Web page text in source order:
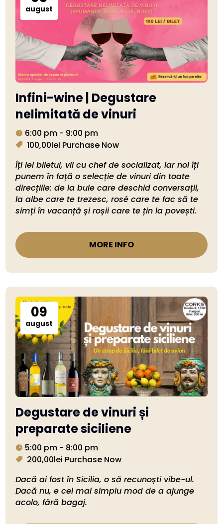
august
Infini-wine | Degustare
nelimitată de vinuri
6:00 pm - 9:00 pm
100,00lei Purchase Now
Îți iei biletul, vii cu chef de socializat, iar noi îți
punem în față o selecție de vinuri din toate
direcțiile: de la bule care deschid conversații,
la albe care te trezesc, rosé care te fac să te
simți în vacanță și roșii care te țin la povești.
MORE INFO
09
august
Degustare de vinuri și
preparate siciliene
5:00 pm - 8:00 pm
200,00lei Purchase Now
Dacă ai fost în Sicilia, o să recunoști vibe-ul.
Dacă nu, e cel mai simplu mod de a ajunge
acolo, fără bagaj.